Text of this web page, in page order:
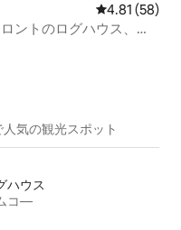
レビュー58
4.81 (58)
ントのログハウス、
気の観光スポット
ハウス
コ―